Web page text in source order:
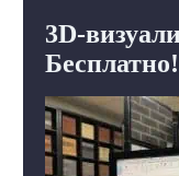
3D-
Бесплатно!